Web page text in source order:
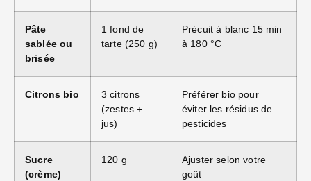
Pâte
sablée ou
brisée
1 fond de
tarte (250 g)
Précuit à blanc 15 min
à 180 °C
Citrons bio
3 citrons
(zestes +
jus)
Préférer bio pour
éviter les résidus de
pesticides
Sucre
(crème)
120 g
Ajuster selon votre
goût